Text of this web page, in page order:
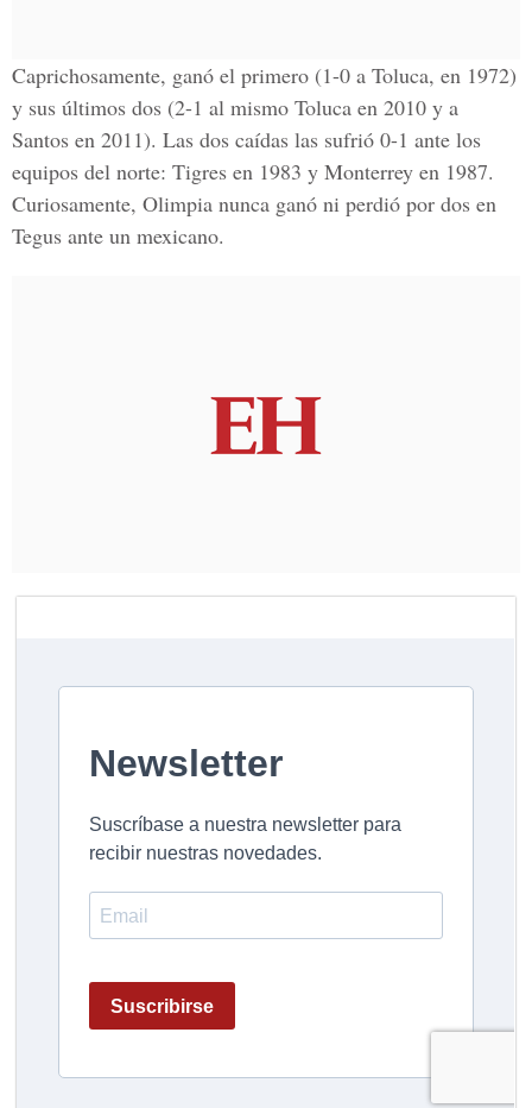
Caprichosamente, ganó el primero (1-0 a Toluca, en 1972)
y sus últimos dos (2-1 al mismo Toluca en 2010 y a
Santos en 2011). Las dos caídas las sufrió 0-1 ante los
equipos del norte: Tigres en 1983 y Monterrey en 1987.
Curiosamente, Olimpia nunca ganó ni perdió por dos en
Tegus ante un mexicano.